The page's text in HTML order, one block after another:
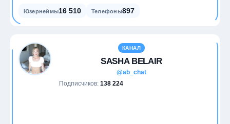
Юзернеймы16 510 Телефоны897
КАНАЛ
SASHA BELAIR
@ab_chat
Подписчиков: 138 224